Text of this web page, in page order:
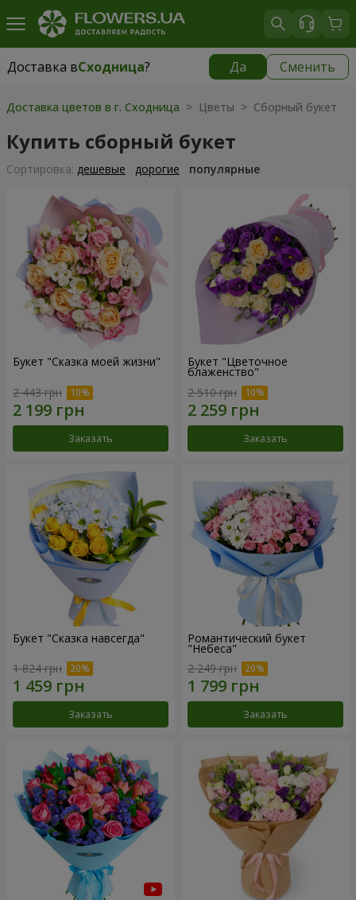
Доставка вСходница? Да Сменить
Доставка вСходница|
Доставка цветов в г. Сходница > Цветы > Сборный букет
Купить сборный букет
Cортировка: дешевые дорогие популярные
Букет "Сказка моей жизни"
2 443 грн
Заказать
Букет "Цветочное
блаженство"
2 510 грн
Заказать
Букет "Сказка навсегда"
1 824 грн
Заказать
Романтический букет
"Небеса"
2 249 грн
Заказать